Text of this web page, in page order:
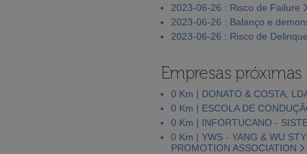
2023-06-26 : Risco de Failure
2023-06-26 : Balanço e
2023-06-26 : Risco de
Empresas próximas
0 Km | DONATO & COSTA,
0 Km | ESCOLA DE
0 Km | INFORTUCANO -
0 Km | YWS - YANG & WU
PROMOTION ASSOCIATION